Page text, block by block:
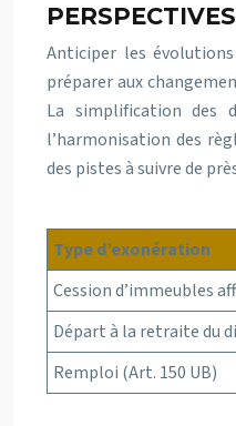
Anticiper les
préparer aux
La simplification des
l’harmonisation des
des pistes à suivre de
Type d’exonération
Cession d’immeubles
Départ à la retraite du
Remploi (Art. 150 UB)